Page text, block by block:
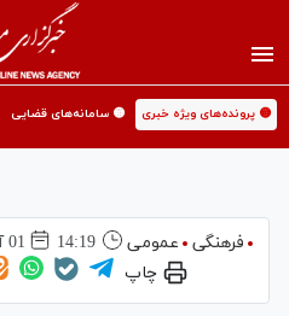
🟡 پرونده‌های ویژه خبری 🟡 سامانه‌های قضایی
فرهنگی عمومی 14:19 01 آذر 1403
چاپ